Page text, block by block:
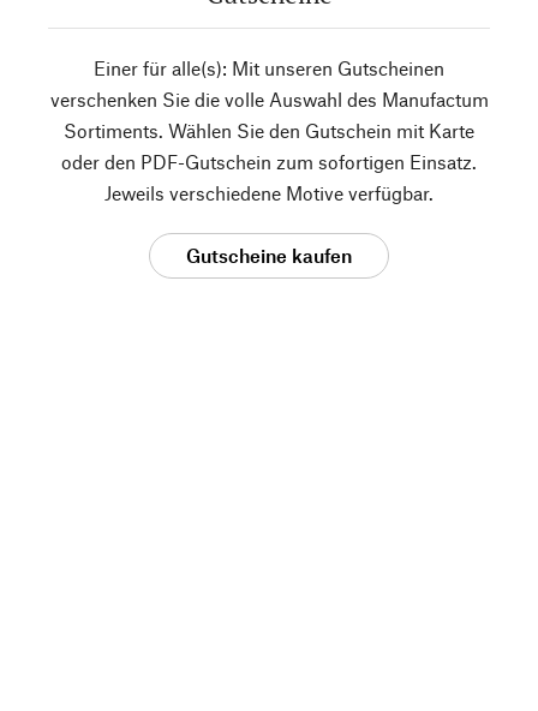
Einer für alle(s): Mit unseren Gutscheinen
verschenken Sie die volle Auswahl des Manufactum
Sortiments. Wählen Sie den Gutschein mit Karte
oder den PDF-Gutschein zum sofortigen Einsatz.
Jeweils verschiedene Motive verfügbar.
Gutscheine kaufen